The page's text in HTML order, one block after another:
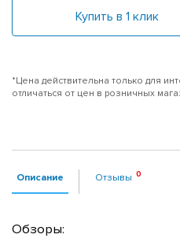
Купить в 1 клик
*Цена действительна только для
отличаться от цен в розничных
Описание Отзывы
Обзоры: